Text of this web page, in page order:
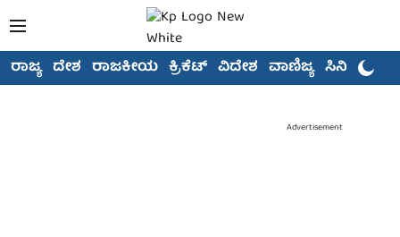
ರಾಜ್ಯ ದೇಶ ರಾಜಕೀಯ ಕ್ರಿಕೆಟ್ ವಿದೇಶ ವಾಣಿಜ್ಯ ಸಿನಿಮಾ
Advertisement